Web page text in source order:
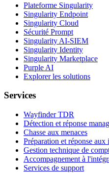
Plateforme Singularity
Singularity Endpoint
Singularity Cloud
Sécurité Prompt
Singularity AI-SIEM
Singularity Identity
Singularity Marketplace
Purple AI
Explorer les solutions
Services
Wayfinder TDR
Détection et réponse
Chasse aux menaces
Préparation et réponse aux
Gestion technique de
Accompagnement à
Services de support